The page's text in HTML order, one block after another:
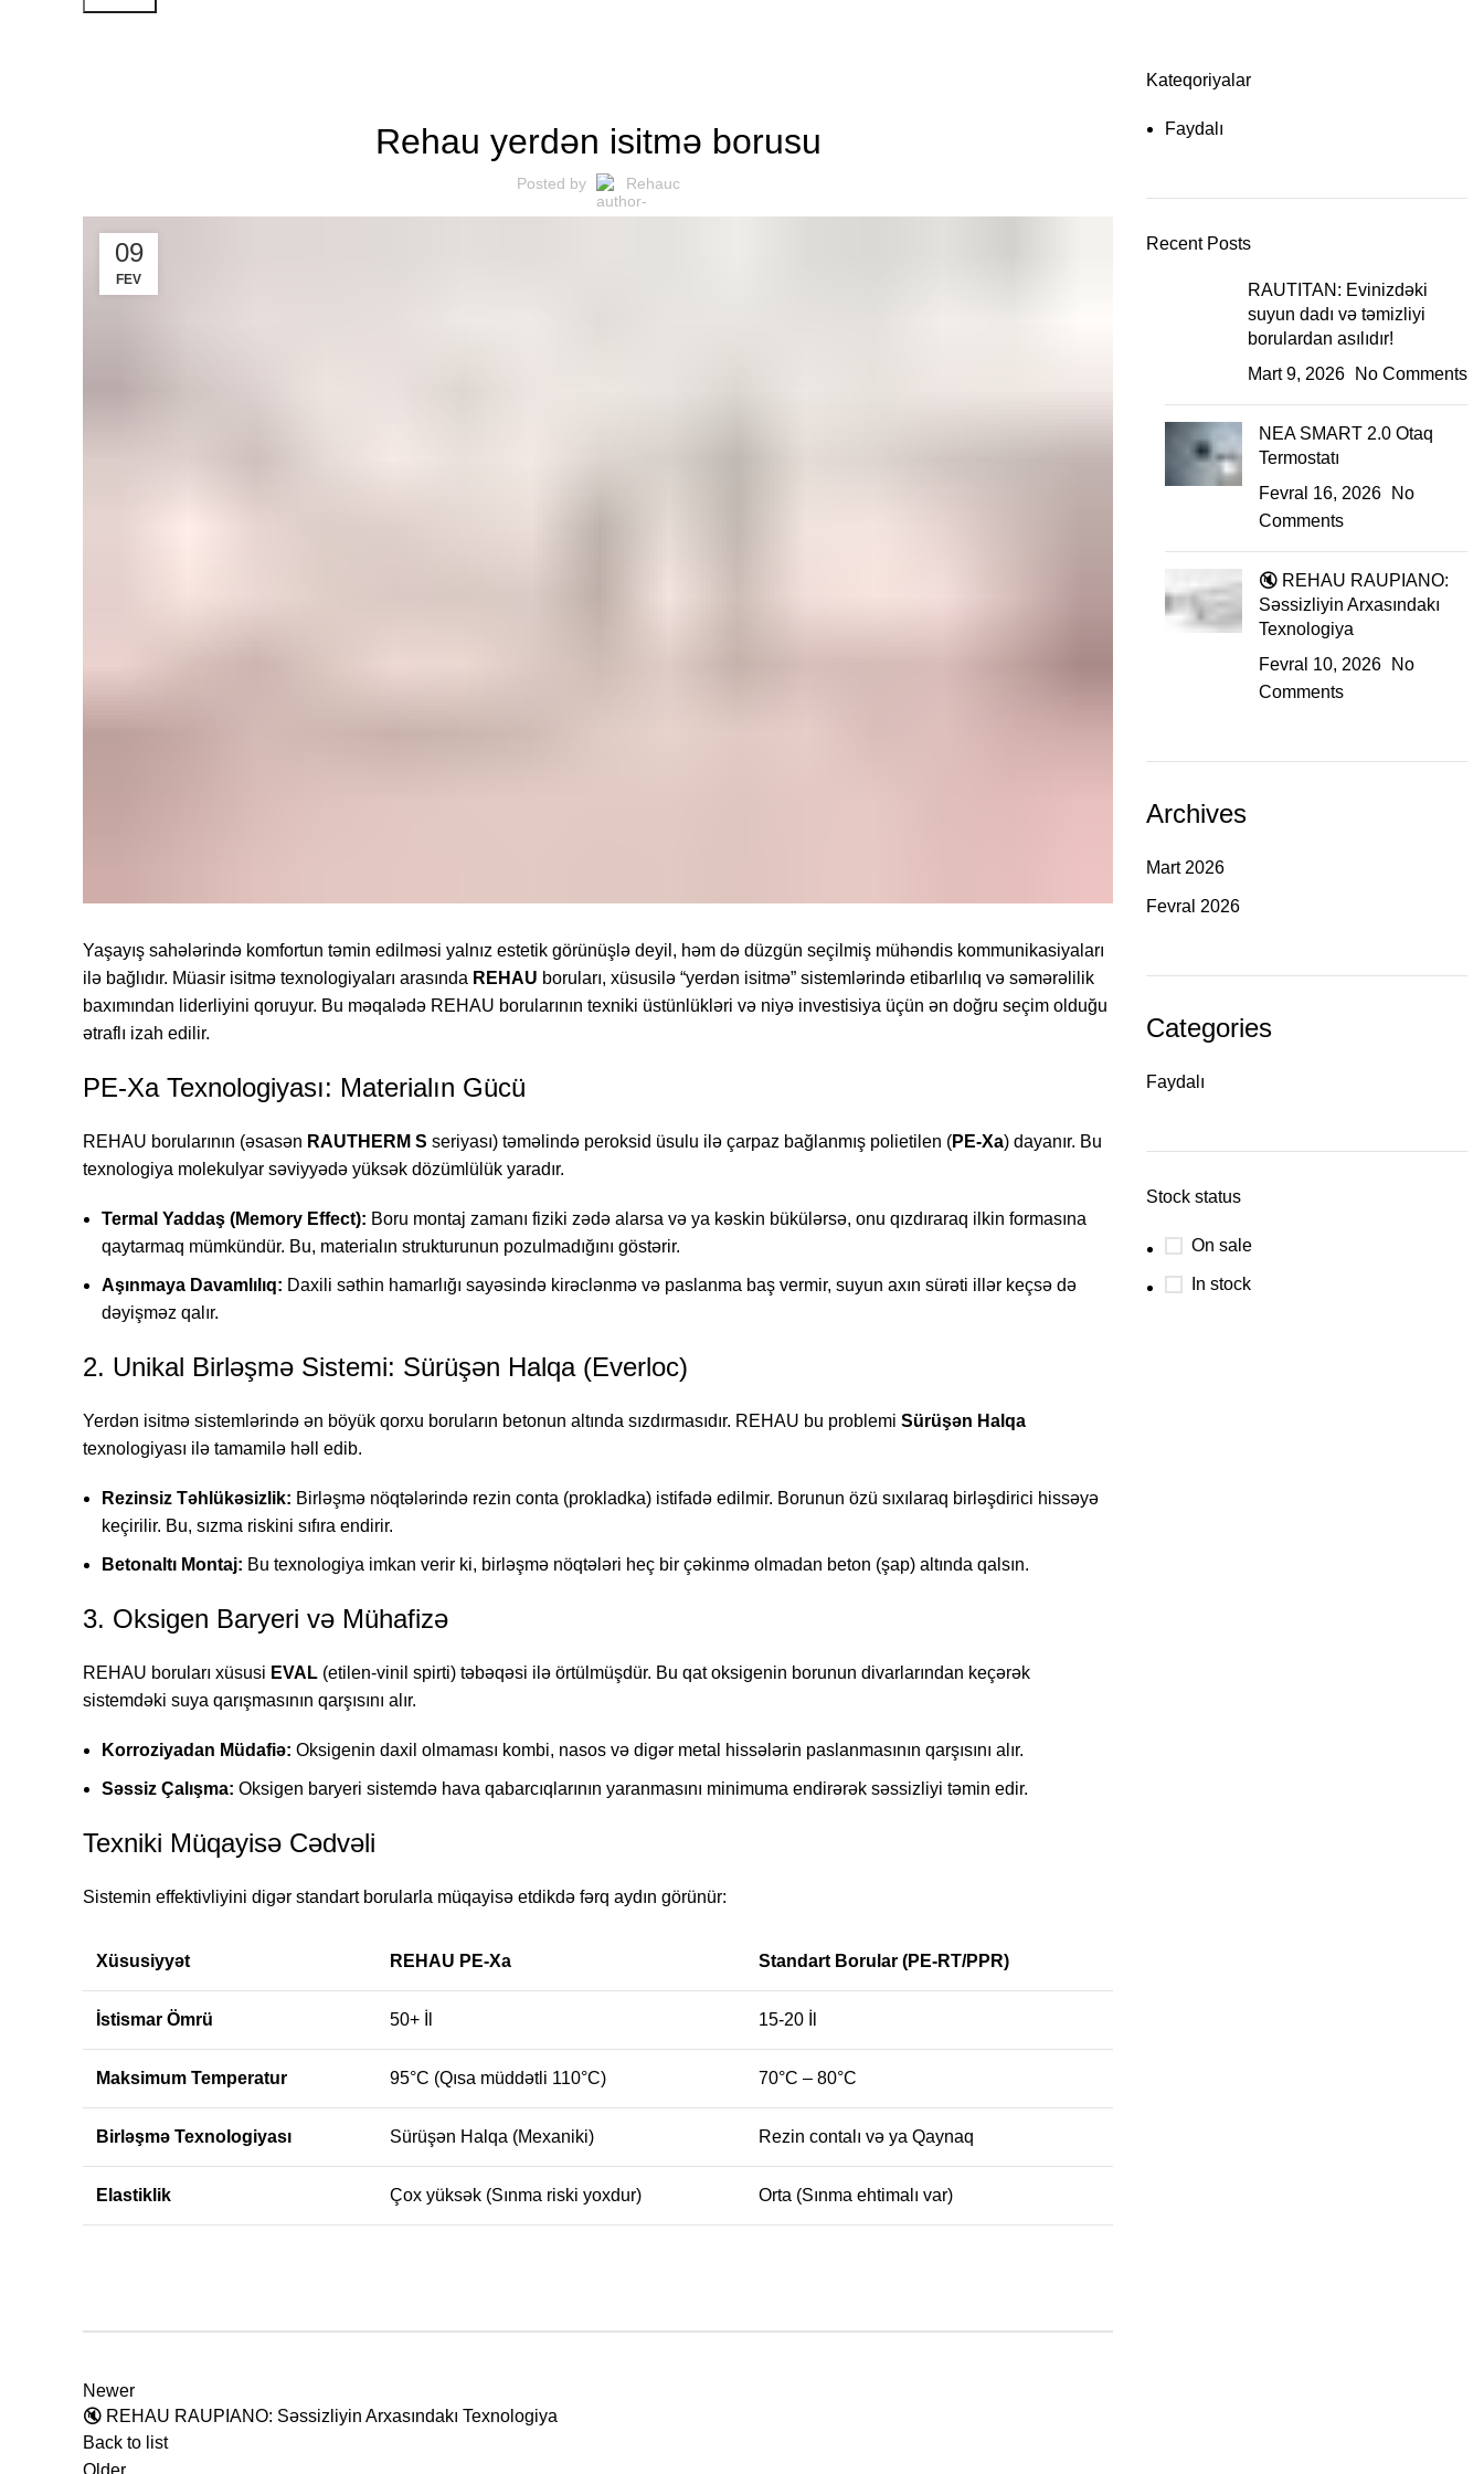
Rehau yerdən isitmə borusu
Posted by Rehauc
09
FEV
Yaşayış sahələrində komfortun təmin edilməsi yalnız estetik görünüşlə deyil, həm də düzgün seçilmiş mühəndis kommunikasiyaları
ilə bağlıdır. Müasir isitmə texnologiyaları arasında REHAU boruları, xüsusilə “yerdən isitmə” sistemlərində etibarlılıq və səmərəlilik
baxımından liderliyini qoruyur. Bu məqalədə REHAU borularının texniki üstünlükləri və niyə investisiya üçün ən doğru seçim olduğu
ətraflı izah edilir.
PE-Xa Texnologiyası: Materialın Gücü
REHAU borularının (əsasən RAUTHERM S seriyası) təməlində peroksid üsulu ilə çarpaz bağlanmış polietilen (PE-Xa) dayanır. Bu
texnologiya molekulyar səviyyədə yüksək dözümlülük yaradır.
Termal Yaddaş (Memory Effect): Boru montaj zamanı fiziki zədə alarsa və ya kəskin bükülərsə, onu qızdıraraq ilkin formasına
qaytarmaq mümkündür. Bu, materialın strukturunun pozulmadığını göstərir.
Aşınmaya Davamlılıq: Daxili səthin hamarlığı sayəsində kirəclənmə və paslanma baş vermir, suyun axın sürəti illər keçsə də
dəyişməz qalır.
2. Unikal Birləşmə Sistemi: Sürüşən Halqa (Everloc)
Yerdən isitmə sistemlərində ən böyük qorxu boruların betonun altında sızdırmasıdır. REHAU bu problemi Sürüşən Halqa
texnologiyası ilə tamamilə həll edib.
Rezinsiz Təhlükəsizlik: Birləşmə nöqtələrində rezin conta (prokladka) istifadə edilmir. Borunun özü sıxılaraq birləşdirici hissəyə
keçirilir. Bu, sızma riskini sıfıra endirir.
Betonaltı Montaj: Bu texnologiya imkan verir ki, birləşmə nöqtələri heç bir çəkinmə olmadan beton (şap) altında qalsın.
3. Oksigen Baryeri və Mühafizə
REHAU boruları xüsusi EVAL (etilen-vinil spirti) təbəqəsi ilə örtülmüşdür. Bu qat oksigenin borunun divarlarından keçərək
sistemdəki suya qarışmasının qarşısını alır.
Korroziyadan Müdafiə: Oksigenin daxil olmaması kombi, nasos və digər metal hissələrin paslanmasının qarşısını alır.
Səssiz Çalışma: Oksigen baryeri sistemdə hava qabarcıqlarının yaranmasını minimuma endirərək səssizliyi təmin edir.
Texniki Müqayisə Cədvəli
Sistemin effektivliyini digər standart borularla müqayisə etdikdə fərq aydın görünür:
Xüsusiyyət REHAU PE-Xa Standart Borular (PE-RT/PPR)
İstismar Ömrü 50+ İl 15-20 İl
Maksimum Temperatur 95°C (Qısa müddətli 110°C) 70°C – 80°C
Birləşmə Texnologiyası Sürüşən Halqa (Mexaniki) Rezin contalı və ya Qaynaq
Elastiklik Çox yüksək (Sınma riski yoxdur) Orta (Sınma ehtimalı var)
Newer
🔇 REHAU RAUPIANO: Səssizliyin Arxasındakı Texnologiya
Back to list
Older
Kateqoriyalar
Faydalı
Recent Posts
RAUTITAN: Evinizdəki
suyun dadı və təmizliyi
borulardan asılıdır!
Mart 9, 2026
No Comments
NEA SMART 2.0 Otaq
Termostatı
Fevral 16, 2026
No
Comments
🔇 REHAU RAUPIANO:
Səssizliyin Arxasındakı
Texnologiya
Fevral 10, 2026
No
Comments
Archives
Mart 2026
Fevral 2026
Categories
Faydalı
Stock status
On sale
In stock